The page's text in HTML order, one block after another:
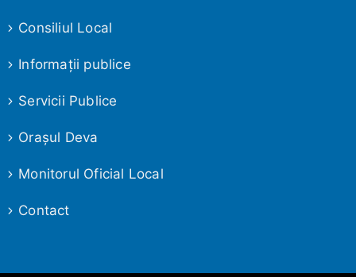
Consiliul Local
Informaţii publice
Servicii Publice
Oraşul Deva
Monitorul Oficial Local
Contact